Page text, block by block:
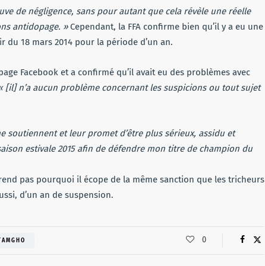
de négligence, sans pour autant que cela révèle une réelle
antidopage. »Cependant, la FFA confirme bien qu’il y a eu une
18 mars 2014 pour la période d’un an.
Facebook et a confirmé qu’il avait eu des problèmes avec
[il] n’a aucun problème concernant les suspicions ou tout sujet
soutiennent et leur promet d’être plus sérieux, assidu et
estivale 2015 afin de défendre mon titre de champion du
pas pourquoi il écope de la même sanction que les tricheurs
d’un an de suspension.
0